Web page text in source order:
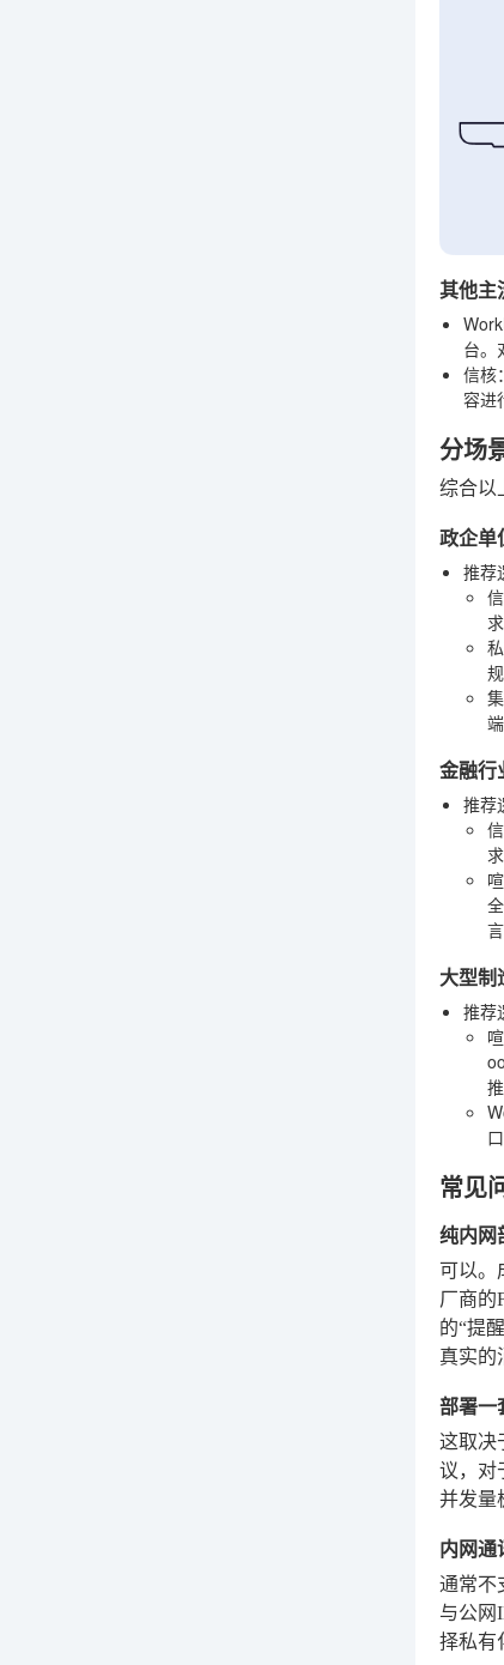
其他主
台。
信核
容进
分场
综合以
政企单
推荐
金融行
推荐
大型
推荐
常见
纯内网
可以。
厂商的
的“提
真实的
部署一
这取决
议，对
并发量
内网通
通常不
与公网
择私有